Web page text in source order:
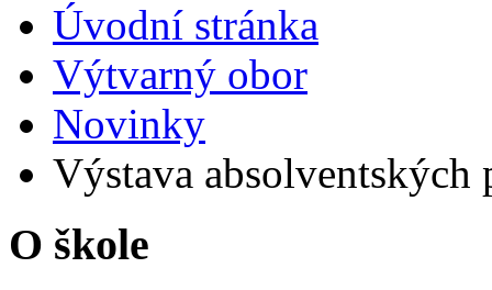
Úvodní stránka
Výtvarný obor
Novinky
Výstava absolventských
O škole